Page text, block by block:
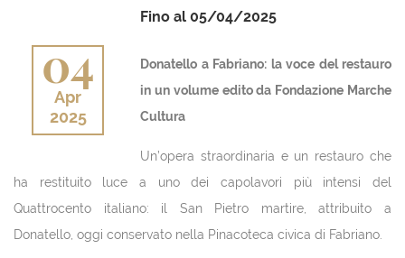
04
Apr
2025
Fino al 05/04/2025
Donatello a Fabriano: la voce del restauro
in un volume edito da Fondazione Marche
Cultura
Un’opera straordinaria e un restauro che
ha restituito luce a uno dei capolavori più intensi del
Quattrocento italiano: il San Pietro martire, attribuito a
Donatello, oggi conservato nella Pinacoteca civica di Fabriano.